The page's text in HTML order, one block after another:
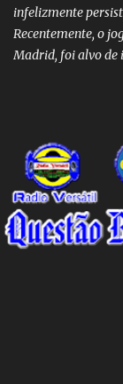
infelizmente
Recentemente, o
Madrid, foi alvo de
futebol brasileiros
envolvendo
seja um problema
não é um país
em todas as
separar o